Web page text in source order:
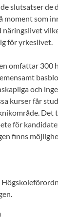
slutsatser de
moment som
för yrkeslivet.
omfattar 300
och
kurser får
Det
för
finns